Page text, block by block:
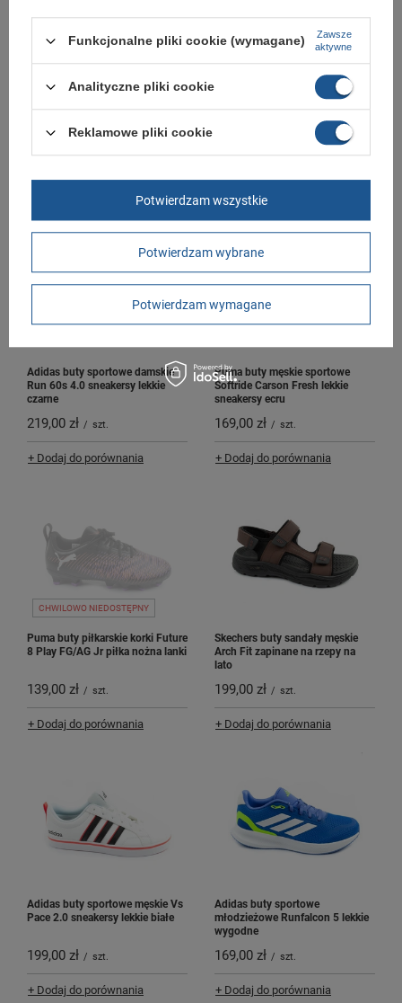
Joma buty sportowe piłkarskie
orlik
119,00 zł / szt.
Joma buty piłkarskie korki Toledo
Jr 2604 piłka nożna lanki
129,00 zł / szt.
+ Dodaj do porównania
Adidas buty sportowe damskie
Run 60s 4.0 sneakersy lekkie
czarne
219,00 zł / szt.
+ Dodaj do porównania
Puma buty męskie sportowe
Softride Carson Fresh lekkie
sneakersy ecru
169,00 zł / szt.
+ Dodaj do porównania
CHWILOWO NIEDOSTĘPNY
Puma buty piłkarskie korki Future
8 Play FG/AG Jr piłka nożna lanki
139,00 zł / szt.
+ Dodaj do porównania
Skechers buty sandały męskie
Arch Fit zapinane na rzepy na
lato
199,00 zł / szt.
+ Dodaj do porównania
Adidas buty sportowe męskie Vs
Pace 2.0 sneakersy lekkie białe
199,00 zł / szt.
+ Dodaj do porównania
Adidas buty sportowe
młodzieżowe Runfalcon 5 lekkie
wygodne
169,00 zł / szt.
+ Dodaj do porównania
Funkcjonalne pliki cookie (wymagane)
Zawsze
aktywne
Analityczne pliki cookie
Reklamowe pliki cookie
Potwierdzam wybrane
Potwierdzam wymagane
Potwierdzam wszystkie